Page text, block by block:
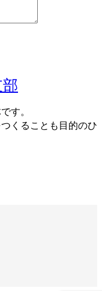
す。
くることも目的のひ